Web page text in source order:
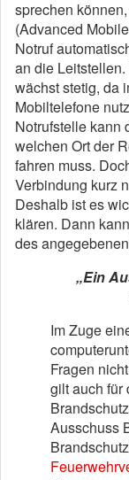
sprechen
(Advanced
Notruf
an die
wächst stetig, da
Mobiltelefone
Notrufstelle kann
welchen Ort der
fahren muss.
Verbindung kurz
Deshalb ist es
klären. Dann
des
„Ein
Im Zuge
Fragen
gilt auch für
Ausschuss